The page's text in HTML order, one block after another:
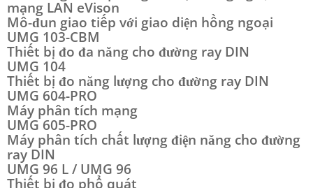
mạng LAN eVison
Mô-đun giao tiếp với giao diện hồng ngoại
UMG 103-CBM
Thiết bị đo đa năng cho đường ray DIN
UMG 104
Thiết bị đo năng lượng cho đường ray DIN
UMG 604-PRO
Máy phân tích mạng
UMG 605-PRO
Máy phân tích chất lượng điện năng cho đường
ray DIN
UMG 96 L / UMG 96
Thiết bị đo phổ quát